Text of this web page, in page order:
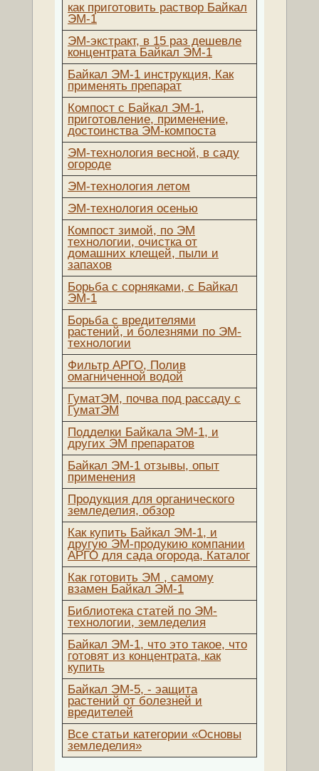
как приготовить раствор Байкал
ЭМ-1
ЭМ-экстракт, в 15 раз дешевле
концентрата Байкал ЭМ-1
Байкал ЭМ-1 инструкция, Как
применять препарат
Компост с Байкал ЭМ-1,
приготовление, применение,
достоинства ЭМ-компоста
ЭМ-технология весной, в саду
огороде
ЭМ-технология летом
ЭМ-технология осенью
Компост зимой, по ЭМ
технологии, очистка от
домашних клещей, пыли и
запахов
Борьба с сорняками, с Байкал
ЭМ-1
Борьба с вредителями
растений, и болезнями по ЭМ-
технологии
Фильтр АРГО, Полив
омагниченной водой
ГуматЭМ, почва под рассаду c
ГуматЭМ
Подделки Байкала ЭМ-1, и
других ЭМ препаратов
Байкал ЭМ-1 отзывы, опыт
применения
Продукция для органического
земледелия, обзор
Как купить Байкал ЭМ-1, и
другую ЭМ-продукию компании
АРГО для сада огорода, Каталог
Как готовить ЭМ , самому
взамен Байкал ЭМ-1
Библиотека статей по ЭМ-
технологии, земледелия
Байкал ЭМ-1, что это такое, что
готовят из концентрата, как
купить
Байкал ЭМ-5, - эащита
растений от болезней и
вредителей
Все статьи категории «Основы
земледелия»